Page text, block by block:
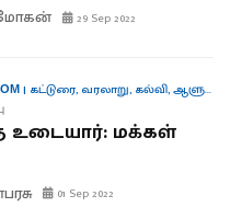
29 Sep 2022
| கட்டுரை, வரலாறு, கல்வி,ஆளுமைகள்
உடையார்: மக்கள்
01 Sep 2022